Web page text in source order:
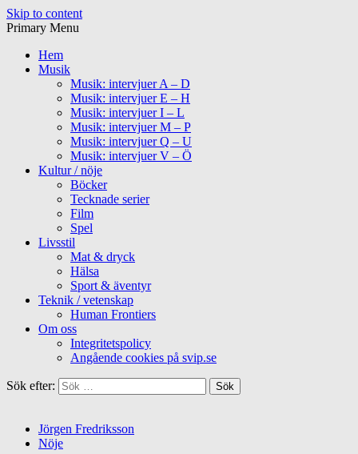
Skip to content
Primary Menu
Hem
Musik
Musik: intervjuer A – D
Musik: intervjuer E – H
Musik: intervjuer I – L
Musik: intervjuer M – P
Musik: intervjuer Q – U
Musik: intervjuer V – Ö
Kultur / nöje
Böcker
Tecknade serier
Film
Spel
Livsstil
Mat & dryck
Hälsa
Sport & äventyr
Teknik / vetenskap
Human Frontiers
Om oss
Integritetspolicy
Angående cookies på svip.se
Sök efter:
Jörgen Fredriksson
Nöje